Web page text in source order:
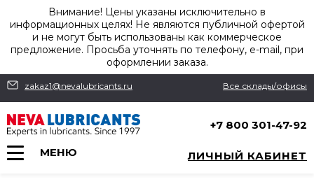
Внимание! Цены указаны исключительно в
информационных целях! Не являются публичной офертой
и не могут быть использованы как коммерческое
предложение. Просьба уточнять по телефону, e-mail, при
оформлении заказа.
zakaz1@nevalubricants.ru Все склады/офисы
+7 800 301-47-92
МЕНЮ ЛИЧНЫЙ КАБИНЕТ